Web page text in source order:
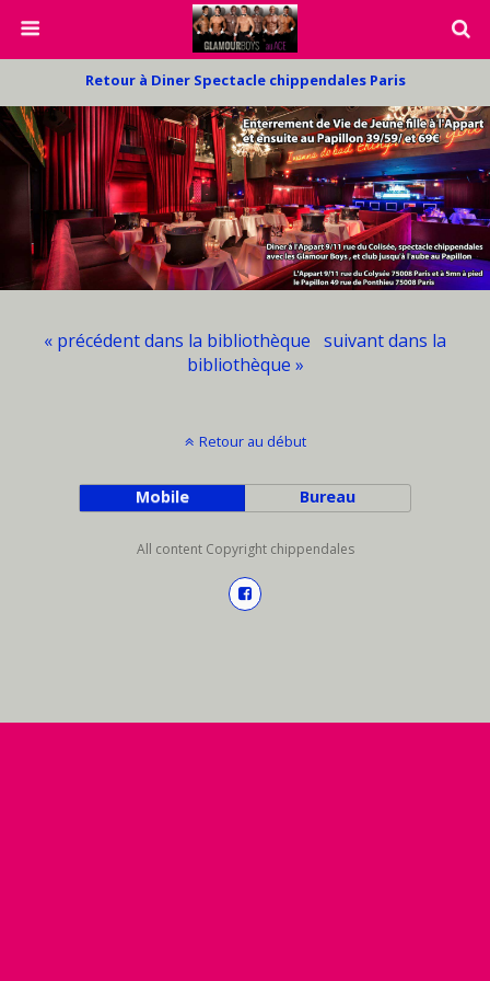
Retour à Diner Spectacle chippendales Paris
« précédent dans la bibliothèque suivant dans la
bibliothèque »
Retour au début
Mobile Bureau
All content Copyright chippendales